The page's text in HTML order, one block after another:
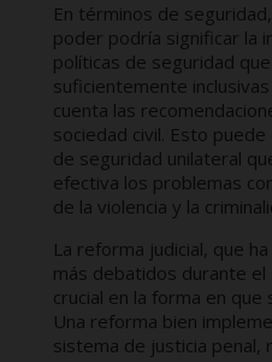
En términos de
poder podría significar la
políticas de seguridad
suficientemente
cuenta las
sociedad civil. Esto
de seguridad unilateral
efectiva los problemas
de la violencia y la
La reforma judicial, que
más debatidos durante el
crucial en la forma en
Una reforma bien
sistema de justicia penal,